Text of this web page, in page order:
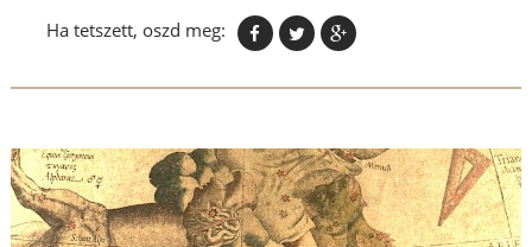
Ha tetszett, oszd meg: